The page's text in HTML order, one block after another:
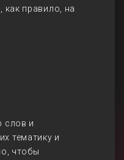
как правило, на
слов и
тематику и
чтобы